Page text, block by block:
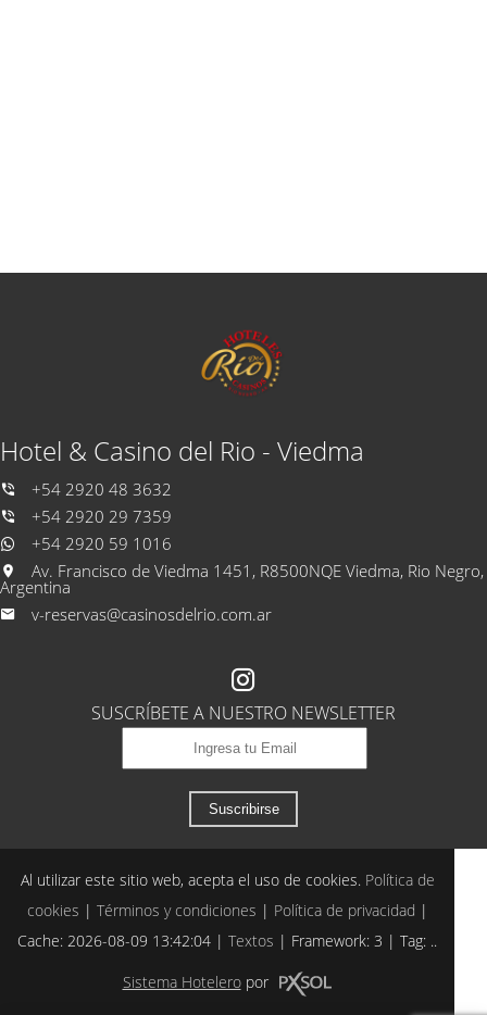
Hotel & Casino del Rio - Viedma
+54 2920 48 3632
+54 2920 29 7359
+54 2920 59 1016
Av. Francisco de Viedma 1451, R8500NQE Viedma, Rio Negro,
Argentina
v-reservas@casinosdelrio.com.ar
SUSCRÍBETE A NUESTRO NEWSLETTER
Suscribirse
Al utilizar este sitio web, acepta el uso de cookies. Política de
cookies | Términos y condiciones | Política de privacidad |
Cache: 2026-08-09 13:42:04 | Textos | Framework: 3 | Tag: ..
Sistema Hoteleropor